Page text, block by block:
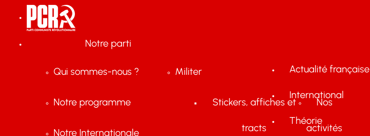
Notre parti
Qui sommes-nous ?
Notre programme
Notre Internationale
Militer
Stickers, affiches et
tracts
Nos
activités
Actualité française
International
Théorie